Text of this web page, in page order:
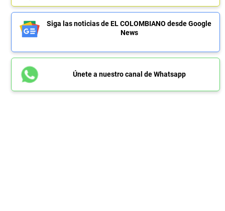
Siga las noticias de EL COLOMBIANO desde Google
News
Únete a nuestro canal de Whatsapp